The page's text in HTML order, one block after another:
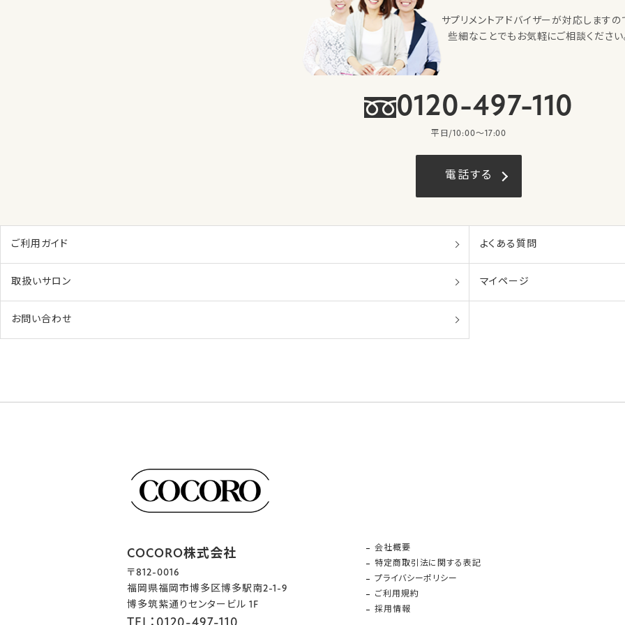
サプリメントアドバイザーが対応しますの
些細なことでもお気軽にご相談ください
0120-497-110
平日/10:00〜17:00
電話する
ご利用ガイド よくある質問
取扱いサロン マイページ
お問い合わせ
COCORO株式会社
〒812-0016
福岡県福岡市博多区博多駅南2-1-9
博多筑紫通りセンタービル 1F
会社概要
特定商取引法に関する表記
プライバシーポリシー
ご利用規約
採用情報